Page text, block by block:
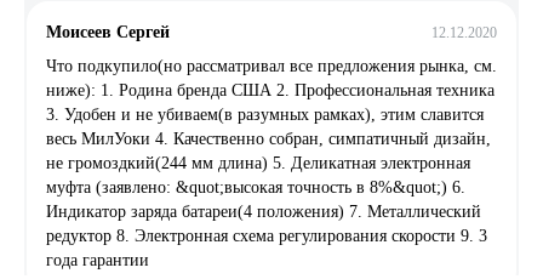
Моисеев Сергей 12.12.2020
Что подкупило(но рассматривал все предложения рынка, см.
ниже): 1. Родина бренда США 2. Профессиональная техника
3. Удобен и не убиваем(в разумных рамках), этим славится
весь МилУоки 4. Качественно собран, симпатичный дизайн,
не громоздкий(244 мм длина) 5. Деликатная электронная
муфта (заявлено: &quot;высокая точность в 8%&quot;) 6.
Индикатор заряда батареи(4 положения) 7. Металлический
редуктор 8. Электронная схема регулирования скорости 9. 3
года гарантии